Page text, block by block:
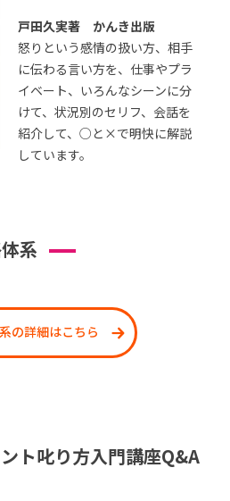
戸田久実著 かんき出版
怒りという感情の扱い方、相手
に伝わる言い方を、仕事やプラ
イベート、いろんなシーンに分
けて、状況別のセリフ、会話を
紹介して、○と×で明快に解説
しています。
系
の詳細はこちら
ト叱り方入門講座Q&A